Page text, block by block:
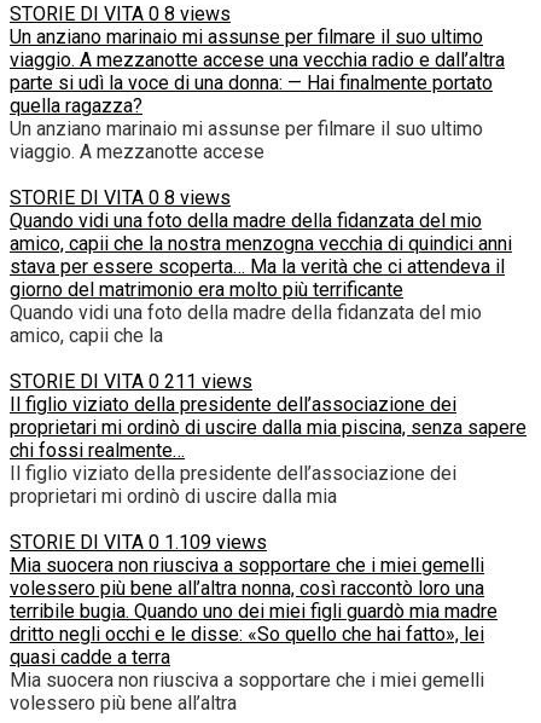
STORIE DI VITA 0 8 views
Un anziano marinaio mi assunse per filmare il suo ultimo
viaggio. A mezzanotte accese una vecchia radio e dall’altra
parte si udì la voce di una donna: — Hai finalmente portato
quella ragazza?
Un anziano marinaio mi assunse per filmare il suo ultimo
viaggio. A mezzanotte accese
STORIE DI VITA 0 8 views
Quando vidi una foto della madre della fidanzata del mio
amico, capii che la nostra menzogna vecchia di quindici anni
stava per essere scoperta… Ma la verità che ci attendeva il
giorno del matrimonio era molto più terrificante
Quando vidi una foto della madre della fidanzata del mio
amico, capii che la
STORIE DI VITA 0 211 views
Il figlio viziato della presidente dell’associazione dei
proprietari mi ordinò di uscire dalla mia piscina, senza sapere
chi fossi realmente…
Il figlio viziato della presidente dell’associazione dei
proprietari mi ordinò di uscire dalla mia
STORIE DI VITA 0 1.109 views
Mia suocera non riusciva a sopportare che i miei gemelli
volessero più bene all’altra nonna, così raccontò loro una
terribile bugia. Quando uno dei miei figli guardò mia madre
dritto negli occhi e le disse: «So quello che hai fatto», lei
quasi cadde a terra
Mia suocera non riusciva a sopportare che i miei gemelli
volessero più bene all’altra